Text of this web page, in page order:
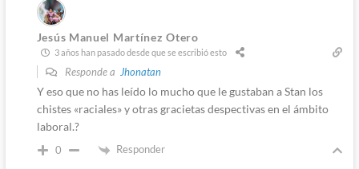
Jesús Manuel Martínez Otero
3 años han pasado desde que se escribió esto
Responde a Jhonatan
Y eso que no has leído lo mucho que le gustaban a Stan los
chistes «raciales» y otras gracietas despectivas en el ámbito
laboral.?
0 Responder